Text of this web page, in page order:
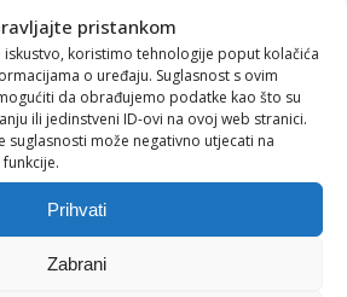
pristankom
koristimo tehnologije poput kolačića
o uređaju. Suglasnost s ovim
da obrađujemo podatke kao što su
ili jedinstveni ID-ovi na ovoj web stranici.
suglasnosti može negativno utjecati na
Prihvati
Zabrani